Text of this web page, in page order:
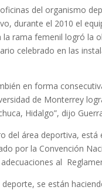
del organismo
durante el 2010 el
rama femenil logró la
celebrado en las
en forma
de Monterrey
Hidalgo”, dijo
del área deportiva, está
por la Convención
al
se están